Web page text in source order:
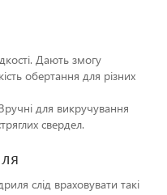
Дають змогу
обертання для різних
для викручування
свердел.
слід враховувати такі